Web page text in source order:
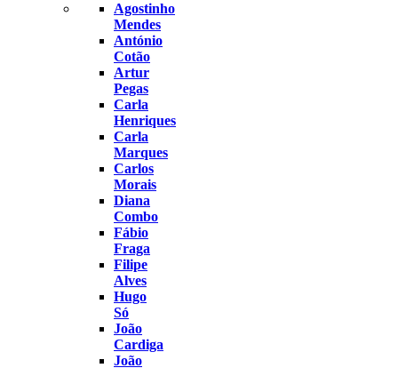
Agostinho
Mendes
António
Cotão
Artur
Pegas
Carla
Henriques
Carla
Marques
Carlos
Morais
Diana
Combo
Fábio
Fraga
Filipe
Alves
Hugo
Só
João
Cardiga
João